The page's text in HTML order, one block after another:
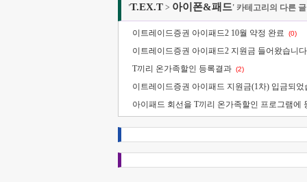
'T.EX.T > 아이폰&패드' 카테고리의 다른 글
이트레이드증권 아이패드2 10월 약정 완료 (0)
이트레이드증권 아이패드2 지원금 들어왔습니다
T끼리 온가족할인 등록결과 (2)
이트레이드증권 아이패드 지원금(1차) 입금되었
아이패드 회선을 T끼리 온가족할인 프로그램에